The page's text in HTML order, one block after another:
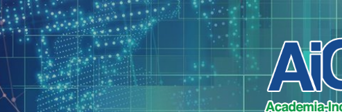
Skip
to
content
Search